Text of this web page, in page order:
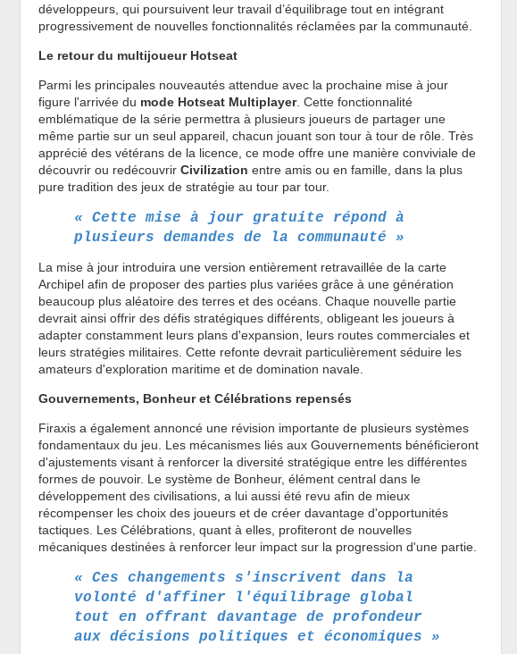
développeurs, qui poursuivent leur travail d’équilibrage tout en intégrant
progressivement de nouvelles fonctionnalités réclamées par la communauté.
Le retour du multijoueur Hotseat
Parmi les principales nouveautés attendue avec la prochaine mise à jour
figure l'arrivée du mode Hotseat Multiplayer. Cette fonctionnalité
emblématique de la série permettra à plusieurs joueurs de partager une
même partie sur un seul appareil, chacun jouant son tour à tour de rôle. Très
apprécié des vétérans de la licence, ce mode offre une manière conviviale de
découvrir ou redécouvrir Civilization entre amis ou en famille, dans la plus
pure tradition des jeux de stratégie au tour par tour.
« Cette mise à jour gratuite répond à
plusieurs demandes de la communauté »
La mise à jour introduira une version entièrement retravaillée de la carte
Archipel afin de proposer des parties plus variées grâce à une génération
beaucoup plus aléatoire des terres et des océans. Chaque nouvelle partie
devrait ainsi offrir des défis stratégiques différents, obligeant les joueurs à
adapter constamment leurs plans d'expansion, leurs routes commerciales et
leurs stratégies militaires. Cette refonte devrait particulièrement séduire les
amateurs d'exploration maritime et de domination navale.
Gouvernements, Bonheur et Célébrations repensés
Firaxis a également annoncé une révision importante de plusieurs systèmes
fondamentaux du jeu. Les mécanismes liés aux Gouvernements bénéficieront
d'ajustements visant à renforcer la diversité stratégique entre les différentes
formes de pouvoir. Le système de Bonheur, élément central dans le
développement des civilisations, a lui aussi été revu afin de mieux
récompenser les choix des joueurs et de créer davantage d'opportunités
tactiques. Les Célébrations, quant à elles, profiteront de nouvelles
mécaniques destinées à renforcer leur impact sur la progression d'une partie.
« Ces changements s'inscrivent dans la
volonté d'affiner l'équilibrage global
tout en offrant davantage de profondeur
aux décisions politiques et économiques »